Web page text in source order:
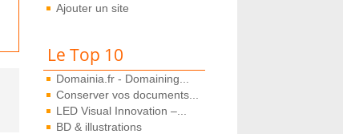
Ajouter un site
Le Top 10
Domainia.fr - Domaining...
Conserver vos documents...
LED Visual Innovation –...
BD & illustrations